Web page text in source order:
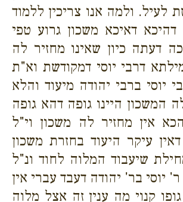
לעיל. ולמה אנו צריכין ללמוד
דהיכא דאיכא משכון גרוע טפי
דעתה כיון שאינו מחזיר לה
דרבי יוסי דמקודשת וא"ת
יוסי ברבי יהודה מיעוד והלא
המשכון היינו גופה דהא גופה
אין מחזיר לה משכון וי"ל
עיקר היעוד בחזרת משכון
שיעבוד המלוה לחוד ונ"ל
יוסי בר' יהודה דעבד עברי אין
גופו קנוי מה ענין זה אצל מלוה